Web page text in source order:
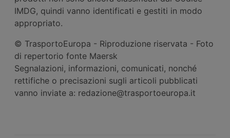
IMDG, quindi vanno identificati e gestiti in modo
appropriato.
© TrasportoEuropa - Riproduzione riservata - Foto
di repertorio fonte Maersk
Segnalazioni, informazioni, comunicati, nonché
rettifiche o precisazioni sugli articoli pubblicati
vanno inviate a: redazione@trasportoeuropa.it